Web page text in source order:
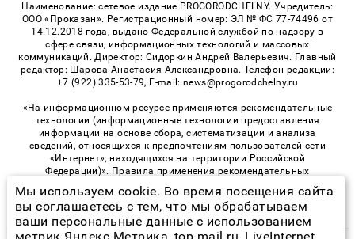
Наименование: сетевое издание PROGORODCHELNY. Учредитель:
ООО «Проказан». Регистрационный номер: ЭЛ № ФС 77-74496 от
14.12.2018 года, выдано Федеральной службой по надзору в
сфере связи, информационных технологий и массовых
коммуникаций. Директор: Сидоркин Андрей Валерьевич. Главный
редактор: Шарова Анастасия Александровна. Телефон редакции:
+7 (922) 335-53-79, E-mail: news@progorodchelny.ru
«На информационном ресурсе применяются рекомендательные
технологии (информационные технологии предоставления
информации на основе сбора, систематизации и анализа
сведений, относящихся к предпочтениям пользователей сети
«Интернет», находящихся на территории Российской
Федерации)». Правила применения рекомендательных
технологий в виджетах рекламно-обменной сети
«СМИ2» (PDF)
«Sparrow» (PDF)
Мы используем cookie. Во время посещения сайта
вы соглашаетесь с тем, что мы обрабатываем
ваши персональные данные с использованием